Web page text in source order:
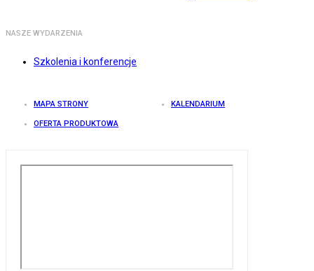
NASZE WYDARZENIA
Szkolenia i konferencje
MAPA STRONY KALENDARIUM
OFERTA PRODUKTOWA